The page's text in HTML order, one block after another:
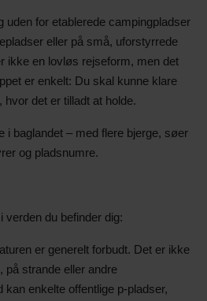
uden for etablerede campingpladser
eller på små, uforstyrrede
ikke en lovløs rejseform, men det
er enkelt: Du skal kunne klare
det er tilladt at holde.
i baglandet – med flere bjerge, søer
og pladsnumre.
du befinder dig:
er generelt forbudt. Det er ikke
på strande eller andre
enkelte offentlige p-pladser,